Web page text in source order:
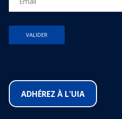
ADHÉREZ À L'UIA